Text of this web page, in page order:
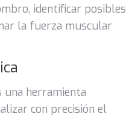
identificar posibles
la fuerza muscular
una herramienta
con precisión el